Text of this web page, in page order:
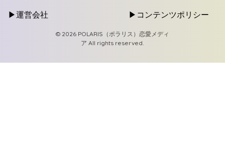
運営会社 コンテンツポリシー
© 2026 POLARIS（ポラリス）恋愛メディ
ア All rights reserved.